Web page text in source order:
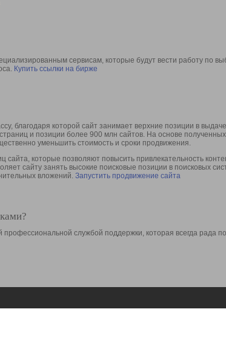
сервисам, которые будут вести работу по
Купить ссылки на бирже
благодаря которой сайт занимает верхние позиции в
и позиции более 900 млн сайтов. На основе
уменьшить стоимость и сроки продвижения.
которые позволяют повысить привлекательность
сайту занять высокие поисковые позиции в поисковых
вложений. Запустить продвижение сайта
службой поддержки, которая всегда рада